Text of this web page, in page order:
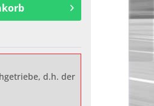
d.h. der